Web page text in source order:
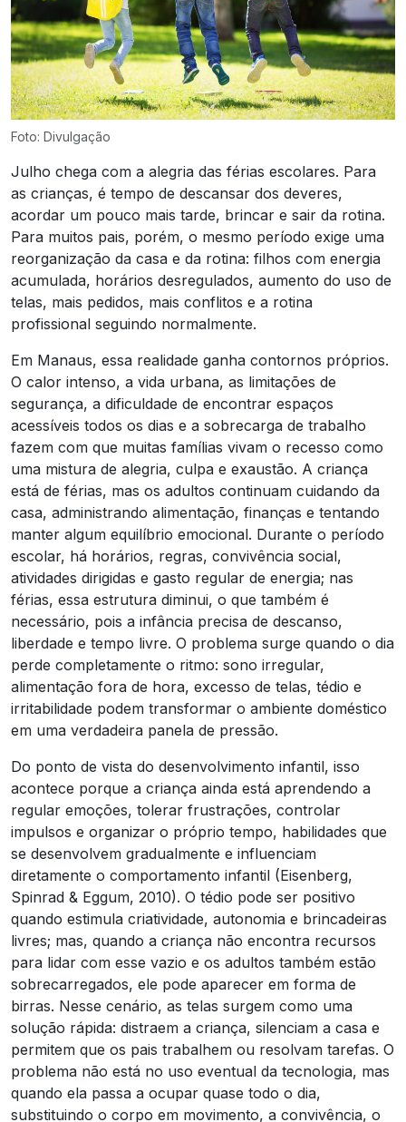
Foto: Divulgação
Julho chega com a alegria das férias escolares. Para
as crianças, é tempo de descansar dos deveres,
acordar um pouco mais tarde, brincar e sair da rotina.
Para muitos pais, porém, o mesmo período exige uma
reorganização da casa e da rotina: filhos com energia
acumulada, horários desregulados, aumento do uso de
telas, mais pedidos, mais conflitos e a rotina
profissional seguindo normalmente.
Em Manaus, essa realidade ganha contornos próprios.
O calor intenso, a vida urbana, as limitações de
segurança, a dificuldade de encontrar espaços
acessíveis todos os dias e a sobrecarga de trabalho
fazem com que muitas famílias vivam o recesso como
uma mistura de alegria, culpa e exaustão. A criança
está de férias, mas os adultos continuam cuidando da
casa, administrando alimentação, finanças e tentando
manter algum equilíbrio emocional. Durante o período
escolar, há horários, regras, convivência social,
atividades dirigidas e gasto regular de energia; nas
férias, essa estrutura diminui, o que também é
necessário, pois a infância precisa de descanso,
liberdade e tempo livre. O problema surge quando o dia
perde completamente o ritmo: sono irregular,
alimentação fora de hora, excesso de telas, tédio e
irritabilidade podem transformar o ambiente doméstico
em uma verdadeira panela de pressão.
Do ponto de vista do desenvolvimento infantil, isso
acontece porque a criança ainda está aprendendo a
regular emoções, tolerar frustrações, controlar
impulsos e organizar o próprio tempo, habilidades que
se desenvolvem gradualmente e influenciam
diretamente o comportamento infantil (Eisenberg,
Spinrad & Eggum, 2010). O tédio pode ser positivo
quando estimula criatividade, autonomia e brincadeiras
livres; mas, quando a criança não encontra recursos
para lidar com esse vazio e os adultos também estão
sobrecarregados, ele pode aparecer em forma de
birras. Nesse cenário, as telas surgem como uma
solução rápida: distraem a criança, silenciam a casa e
permitem que os pais trabalhem ou resolvam tarefas. O
problema não está no uso eventual da tecnologia, mas
quando ela passa a ocupar quase todo o dia,
substituindo o corpo em movimento, a convivência, o